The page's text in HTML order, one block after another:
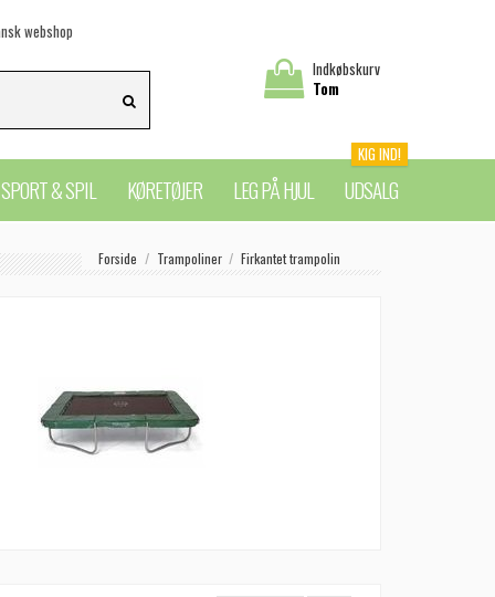
webshop
Indkøbskurv
Tom
SPORT & SPIL KØRETØJER LEG PÅ HJUL UDSALG
KIG IND!
Forside Trampoliner Firkantet trampolin